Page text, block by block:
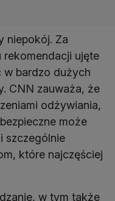
niepokój. Za
ujęte
w bardzo dużych
CNN zauważa, że
odżywiania,
może
szczególnie
które najczęściej
w tym także